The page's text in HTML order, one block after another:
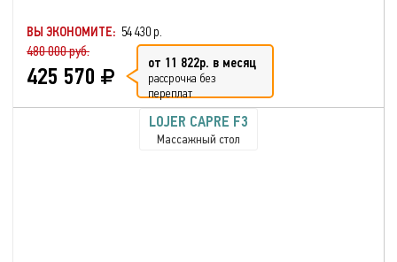
ВЫ ЭКОНОМИТЕ: 54 430 р.
480 000 руб.
425 570 от 11 822р. в месяц
рассрочка без
переплат
LOJER CAPRE F3
Массажный стол